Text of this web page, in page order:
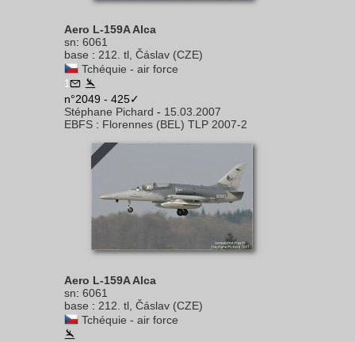
Aero L-159A Alca
sn: 6061
base : 212. tl, Čáslav (CZE)
Tchéquie - air force
1
n°2049 - 425✓
Stéphane Pichard - 15.03.2007
EBFS : Florennes (BEL) TLP 2007-2
Aero L-159A Alca
sn: 6061
base : 212. tl, Čáslav (CZE)
Tchéquie - air force